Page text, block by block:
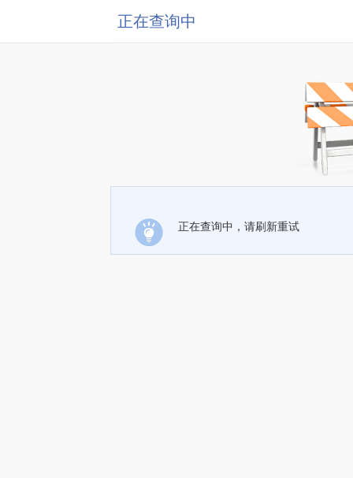
正在查询中
正在查询中，请刷新重试